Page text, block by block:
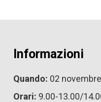
Informazioni
Quando: 02
Orari: 9.00-13.00/